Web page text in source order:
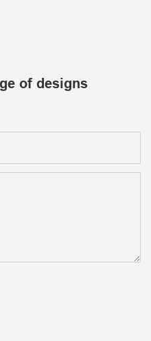
of designs